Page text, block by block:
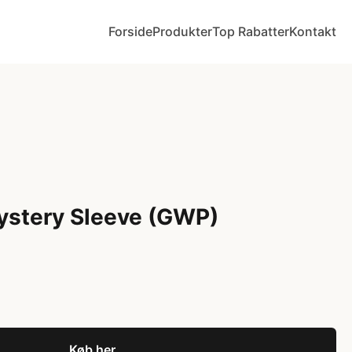
ForsideProdukterTop RabatterKontakt
Sleeve (GWP)